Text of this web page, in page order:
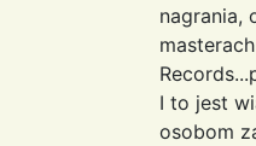
nagrania,
I to jest
osobom